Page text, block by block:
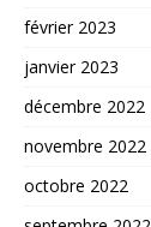
février 2023
janvier 2023
décembre 2022
novembre 2022
octobre 2022